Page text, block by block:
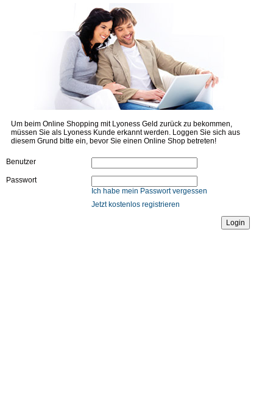
Um beim Online Shopping mit Lyoness Geld zurück zu bekommen,
müssen Sie als Lyoness Kunde erkannt werden. Loggen Sie sich aus
diesem Grund bitte ein, bevor Sie einen Online Shop betreten!
Benutzer
Passwort
Ich habe mein Passwort vergessen
Jetzt kostenlos registrieren